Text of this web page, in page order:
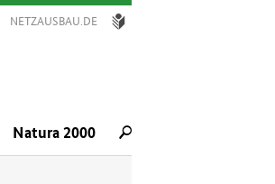
NETZAUSBAU.DE
Natura 2000